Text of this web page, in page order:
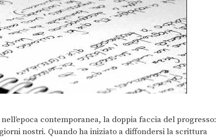
contemporanea, la doppia faccia del progresso:
nostri. Quando ha iniziato a diffondersi la scrittura